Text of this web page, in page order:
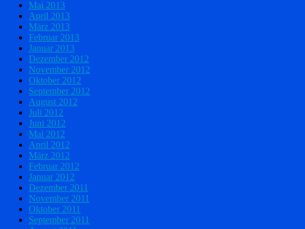
Mai 2013
April 2013
März 2013
Februar 2013
Januar 2013
Dezember 2012
November 2012
Oktober 2012
September 2012
August 2012
Juli 2012
Juni 2012
Mai 2012
April 2012
März 2012
Februar 2012
Januar 2012
Dezember 2011
November 2011
Oktober 2011
September 2011